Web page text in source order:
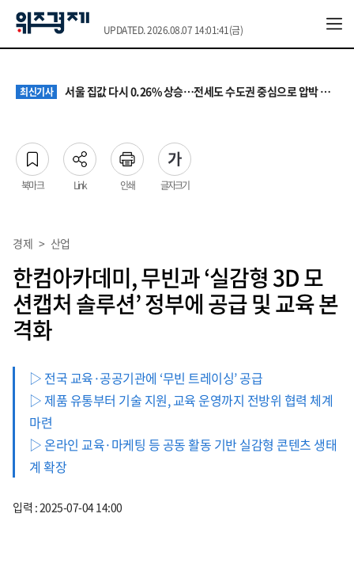
UPDATED. 2026.08.07 14:01:41(금)
최신기사 서울 집값 다시 0.26% 상승…전세도 수도권 중심으로 압박 커져
최신기사 원·하청 교섭 갈등에 안전 지원 위축까지… 노란봉투법 불확실성 해법은
최신기사 청소년 혐오 표현, '처벌과 낙인'에서 '교양과 상식'으로
북마크 Link 인쇄 글자크기
경제 > 산업
한컴아카데미, 무빈과 ‘실감형 3D 모
션캡처 솔루션’ 정부에 공급 및 교육 본
격화
▷ 전국 교육·공공기관에 ‘무빈 트레이싱’ 공급
▷ 제품 유통부터 기술 지원, 교육 운영까지 전방위 협력 체계
마련
▷ 온라인 교육·마케팅 등 공동 활동 기반 실감형 콘텐츠 생태
계 확장
입력 : 2025-07-04 14:00